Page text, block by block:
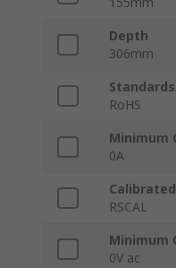
Depth
306mm
RoHS
Minimum
0A
Calibrated
RSCAL
Minimum
0V ac